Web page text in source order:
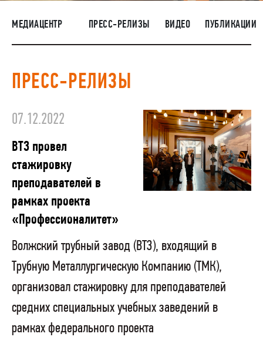
НАШИ ЛЮДИ
ОКРУЖАЮЩАЯ СРЕДА
ЗАКУПКИ
МЕДИАЦЕНТР ПРЕСС-РЕЛИЗЫ ВИДЕО ПУБЛИКАЦИИ
ПРЕСС-РЕЛИЗЫ
07.12.2022
ВТЗ провел
стажировку
преподавателей в
рамках проекта
«Профессионалитет»
Волжский трубный завод (ВТЗ), входящий в
Трубную Металлургическую Компанию (ТМК),
организовал стажировку для преподавателей
средних специальных учебных заведений в
рамках федерального проекта